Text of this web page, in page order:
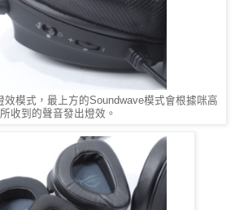
模式，最上方的Soundwave模式會根據咪高
收到的聲音發出燈效。